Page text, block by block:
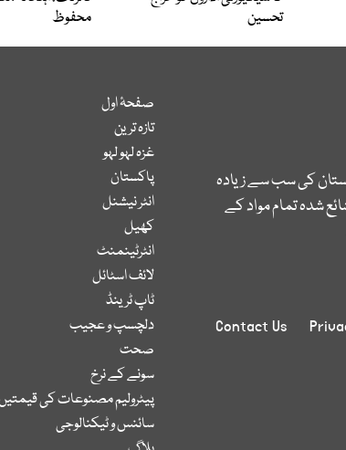
تحسین
محفوظ
کی سب سے زیادہ
شدہ تمام مواد کے
Contact Us
صفحۂ اول
تازہ ترین
غزہ لہو لہو
پاکستان
انٹر نیشنل
کھیل
انٹرٹینمنٹ
لائف اسٹائل
ٹاپ ٹرینڈ
دلچسپ و عجیب
صحت
سونے کے نرخ
پیٹرولیم مصنوعات کی
سائنس و ٹیکنالوجی